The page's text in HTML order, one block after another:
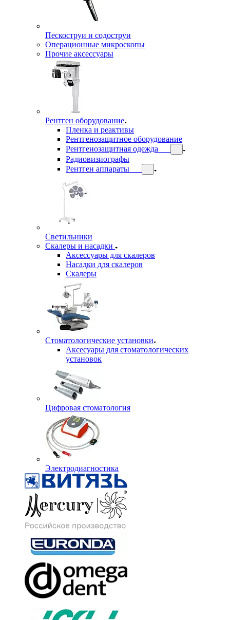
Пескоструи и содоструи
Операционные микроскопы
Прочие аксессуары
Рентген оборудование
Пленка и реактивы
Рентгенозащитное оборудование
Рентгенозащитная одежда
Радиовизиографы
Рентген аппараты
Светильники
Скалеры и насадки
Аксессуары для скалеров
Насадки для скалеров
Скалеры
Стоматологические установки
Аксесуары для стоматологических
установок
Цифровая стоматология
Электродиагностика